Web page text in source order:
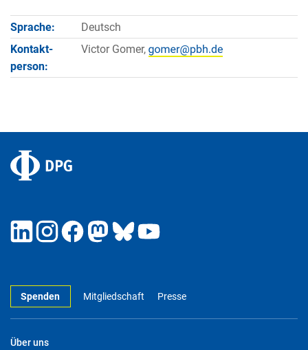
Sprache:
Deutsch
Kontakt­
person:
Victor Gomer,
Spenden Mitgliedschaft Presse
Über uns